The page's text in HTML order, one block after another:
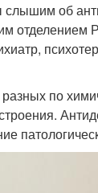
об
отделением
по